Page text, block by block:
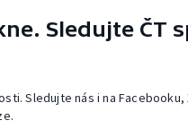
Sledujte ČT
Sledujte nás i na Facebooku,